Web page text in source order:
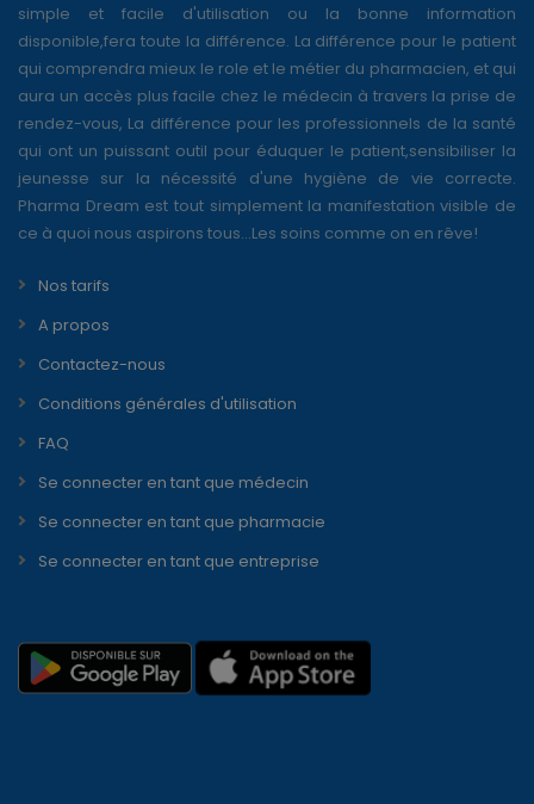
simple et facile d'utilisation ou la bonne information
disponible,fera toute la différence. La différence pour le patient
qui comprendra mieux le role et le métier du pharmacien, et qui
aura un accès plus facile chez le médecin à travers la prise de
rendez-vous, La différence pour les professionnels de la santé
qui ont un puissant outil pour éduquer le patient,sensibiliser la
jeunesse sur la nécessité d'une hygiène de vie correcte.
Pharma Dream est tout simplement la manifestation visible de
ce à quoi nous aspirons tous...Les soins comme on en rêve!
Nos tarifs
A propos
Contactez-nous
Conditions générales d'utilisation
FAQ
Se connecter en tant que médecin
Se connecter en tant que pharmacie
Se connecter en tant que entreprise